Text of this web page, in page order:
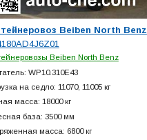
Beiben North Benz
Beiben North Benz
WP10.310E43
на седло: 11070, 11005 кг
масса: 18000 кг
база: 3500 мм
масса: 6800 кг